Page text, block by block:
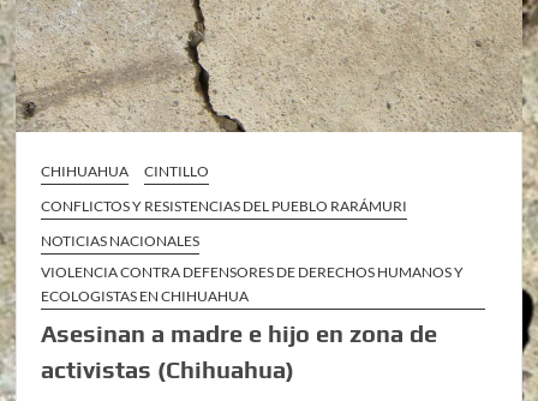
CHIHUAHUA
CINTILLO
CONFLICTOS Y RESISTENCIAS DEL PUEBLO RARÁMURI
NOTICIAS NACIONALES
VIOLENCIA CONTRA DEFENSORES DE DERECHOS HUMANOS Y
ECOLOGISTAS EN CHIHUAHUA
Asesinan a madre e hijo en zona de
activistas (Chihuahua)